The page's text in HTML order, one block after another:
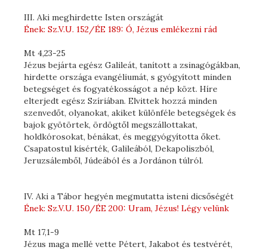
III. Aki meghirdette Isten országát
Ének: Sz.V.U. 152/ÉE 189: Ó, Jézus emlékezni rád
Mt 4,23-25
Jézus bejárta egész Galileát, tanított a zsinagógákban,
hirdette országa evangéliumát, s gyógyított minden
betegséget és fogyatékosságot a nép közt. Híre
elterjedt egész Szíriában. Elvittek hozzá minden
szenvedőt, olyanokat, akiket különféle betegségek és
bajok gyötörtek, ördögtől megszállottakat,
holdkórosokat, bénákat, és meggyógyította őket.
Csapatostul kísérték, Galileából, Dekapoliszból,
Jeruzsálemből, Júdeából és a Jordánon túlról.
IV. Aki a Tábor hegyén megmutatta isteni dicsőségét
Ének: Sz.V.U. 150/ÉE 200: Uram, Jézus! Légy velünk
Mt 17,1-9
Jézus maga mellé vette Pétert, Jakabot és testvérét,